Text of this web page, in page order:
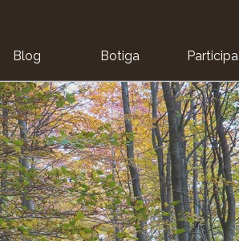
Blog Botiga Participa